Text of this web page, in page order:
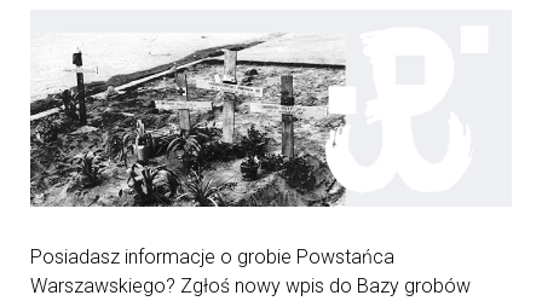
Posiadasz informacje o grobie Powstańca
Warszawskiego? Zgłoś nowy wpis do Bazy grobów